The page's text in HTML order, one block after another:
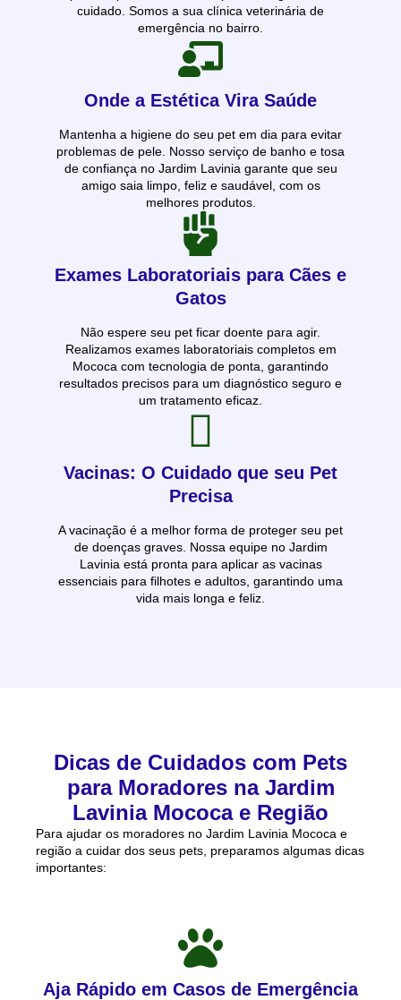
cuidado. Somos a sua clínica veterinária de
emergência no bairro.
Onde a Estética Vira Saúde
Mantenha a higiene do seu pet em dia para evitar
problemas de pele. Nosso serviço de banho e tosa
de confiança no Jardim Lavinia garante que seu
amigo saia limpo, feliz e saudável, com os
melhores produtos.
Exames Laboratoriais para Cães e
Gatos
Não espere seu pet ficar doente para agir.
Realizamos exames laboratoriais completos em
Mococa com tecnologia de ponta, garantindo
resultados precisos para um diagnóstico seguro e
um tratamento eficaz.
Vacinas: O Cuidado que seu Pet
Precisa
A vacinação é a melhor forma de proteger seu pet
de doenças graves. Nossa equipe no Jardim
Lavinia está pronta para aplicar as vacinas
essenciais para filhotes e adultos, garantindo uma
vida mais longa e feliz.
Dicas de Cuidados com Pets
para Moradores na Jardim
Lavinia Mococa e Região
Para ajudar os moradores no Jardim Lavinia Mococa e
região a cuidar dos seus pets, preparamos algumas dicas
importantes:
Aja Rápido em Casos de Emergência